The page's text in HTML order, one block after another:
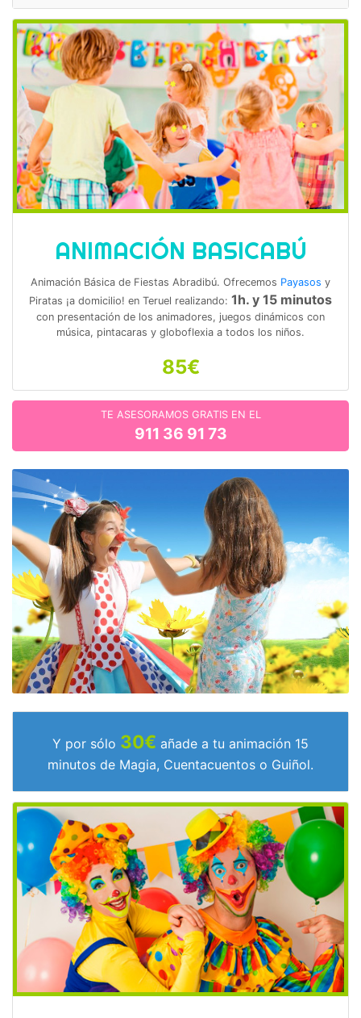
ANIMACIÓN BASICABÚ
Animación Básica de Fiestas Abradibú. Ofrecemos Payasos y
Piratas ¡a domicilio! en Teruel realizando: 1h. y 15 minutos
con presentación de los animadores, juegos dinámicos con
música, pintacaras y globoflexia a todos los niños.
85€
TE ASESORAMOS GRATIS EN EL
911 36 91 73
Y por sólo 30€ añade a tu animación 15
minutos de Magia, Cuentacuentos o Guiñol.